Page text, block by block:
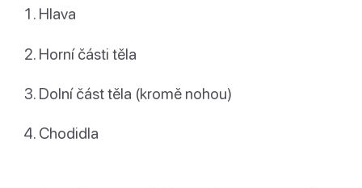
Hlava
Horní části těla
Dolní část těla (kromě nohou)
Chodidla